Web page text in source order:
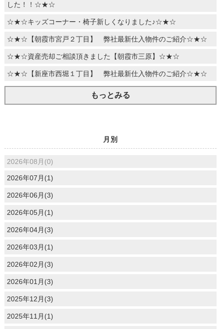
した！！☆★☆
☆★☆キッズコーナー・椅子新しくなりました♪☆★☆
☆★☆【朝霞市宮戸２丁目】 弊社最新仕入物件のご紹介☆★☆
☆★☆資産売却ご相談頂きました【朝霞市三原】☆★☆
☆★☆【新座市西堀１丁目】 弊社最新仕入物件のご紹介☆★☆
もっとみる
月別
2026年08月(0)
2026年07月(1)
2026年06月(3)
2026年05月(1)
2026年04月(3)
2026年03月(1)
2026年02月(3)
2026年01月(3)
2025年12月(3)
2025年11月(1)